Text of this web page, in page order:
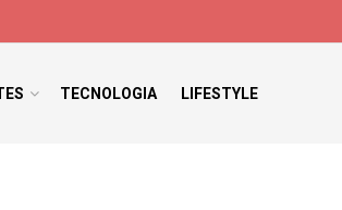
TECNOLOGIA LIFESTYLE